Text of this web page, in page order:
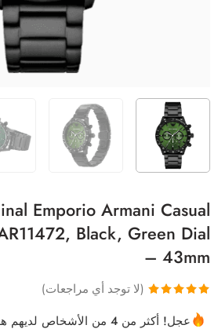
Emporio Armani Casual
Black, Green Dial
– 43mm
تم التقييم بـ
5.00
من 5
(لا توجد أي مراجعات)
عجل! أكثر من 4 من الأشخاص لديهم هذا في سلاتهم